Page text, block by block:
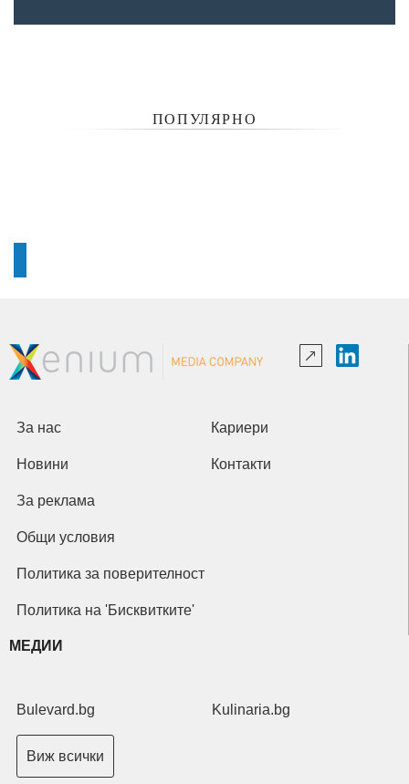
ПОПУЛЯРНО
За нас Кариери
Новини Контакти
За реклама
Общи условия
Политика за поверителност
Политика на 'Бисквитките'
МЕДИИ
Bulevard.bg Kulinaria.bg
Виж всички